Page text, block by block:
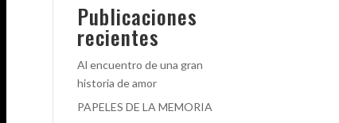
Publicaciones
recientes
Al encuentro de una gran
historia de amor
PAPELES DE LA MEMORIA